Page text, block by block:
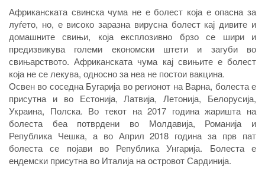
Африканската свинска чума не е болест која е опасна за
луѓето, но, е високо заразна вирусна болест кај дивите и
домашните свињи, која експлозивно брзо се шири и
предизвикува големи економски штети и загуби во
свињарството. Африканската чума кај свињите е болест
која не се лекува, односно за неа не постои вакцина.
Освен во соседна Бугарија во регионот на Варна, болеста е
присутна и во Естонија, Латвија, Летонија, Белорусија,
Украина, Полска. Во текот на 2017 година жаришта на
болеста беа потврдени во Молдавија, Романија и
Република Чешка, а во Април 2018 година за прв пат
болеста се појави во Република Унгарија. Болеста е
ендемски присутна во Италија на островот Сардинија.